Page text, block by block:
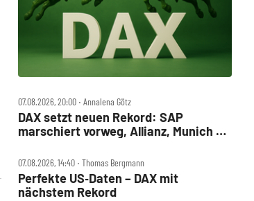
07.08.2026, 20:00 ‧ Annalena Götz
DAX setzt neuen Rekord: SAP
marschiert vorweg, Allianz, Munich Re
07.08.2026, 14:40 ‧ Thomas Bergmann
Perfekte US‑Daten – DAX mit
nächstem Rekord